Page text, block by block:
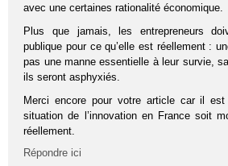
avec une certaines rationalité économique.
Plus que jamais, les entrepreneurs
publique pour ce qu’elle est réellement :
pas une manne essentielle à leur survie,
ils seront asphyxiés.
Merci encore pour votre article car il
situation de l’innovation en France soit
réellement.
Répondre ici